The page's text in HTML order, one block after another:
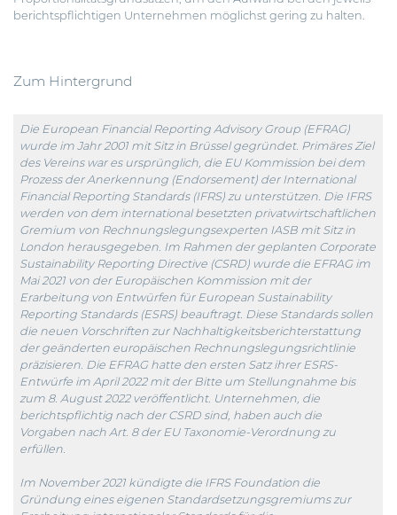
berichtspflichtigen Unternehmen möglichst gering zu halten.
Zum Hintergrund
Die European Financial Reporting Advisory Group (EFRAG)
wurde im Jahr 2001 mit Sitz in Brüssel gegründet. Primäres Ziel
des Vereins war es ursprünglich, die EU Kommission bei dem
Prozess der Anerkennung (Endorsement) der International
Financial Reporting Standards (IFRS) zu unterstützen. Die IFRS
werden von dem international besetzten privatwirtschaftlichen
Gremium von Rechnungslegungsexperten IASB mit Sitz in
London herausgegeben. Im Rahmen der geplanten Corporate
Sustainability Reporting Directive (CSRD) wurde die EFRAG im
Mai 2021 von der Europäischen Kommission mit der
Erarbeitung von Entwürfen für European Sustainability
Reporting Standards (ESRS) beauftragt. Diese Standards sollen
die neuen Vorschriften zur Nachhaltigkeitsberichterstattung
der geänderten europäischen Rechnungslegungsrichtlinie
präzisieren. Die EFRAG hatte den ersten Satz ihrer ESRS-
Entwürfe im April 2022 mit der Bitte um Stellungnahme bis
zum 8. August 2022 veröffentlicht. Unternehmen, die
berichtspflichtig nach der CSRD sind, haben auch die
Vorgaben nach Art. 8 der EU Taxonomie-Verordnung zu
erfüllen.
Im November 2021 kündigte die IFRS Foundation die
Gründung eines eigenen Standardsetzungsgremiums zur